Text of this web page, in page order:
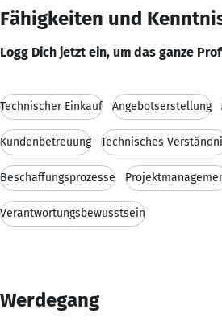
Fähigkeiten und
Logg Dich jetzt ein, um das ganze
Technischer Einkauf Angebotserstellung
Kundenbetreuung Technisches
Beschaffungsprozesse
Verantwortungsbewusstsein
Werdegang